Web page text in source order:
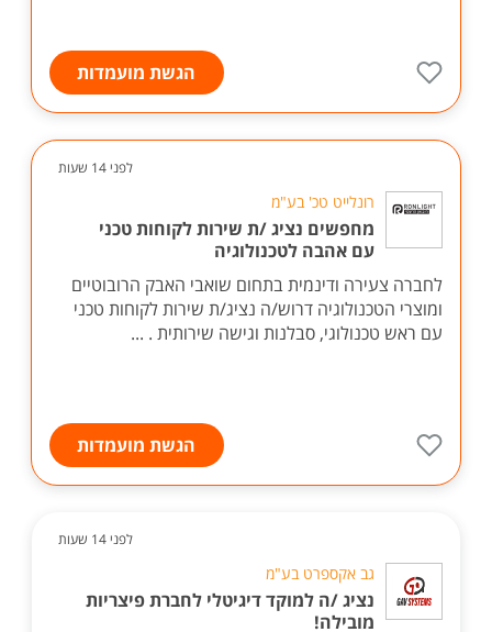
הגשת מועמדות
לפני 14 שעות
רונלייט טכ' בע"מ
מחפשים נציג /ת שירות לקוחות טכני
עם אהבה לטכנולוגיה
לחברה צעירה ודינמית בתחום שואבי האבק הרובוטיים
ומוצרי הטכנולוגיה דרוש/ה נציג/ת שירות לקוחות טכני
עם ראש טכנולוגי, סבלנות וגישה שירותית . ...
הגשת מועמדות
לפני 14 שעות
גב אקספרט בע"מ
נציג /ה למוקד דיגיטלי לחברת פיצריות
מובילה!